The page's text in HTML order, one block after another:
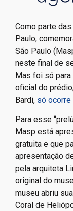
Como parte
Paulo,
São Paulo
neste final de
Mas foi só para
oficial do
Bardi, só ocorre
Para esse
Masp está
gratuita e que
apresentação
pela arquiteta
original do
museu abriu
Coral de